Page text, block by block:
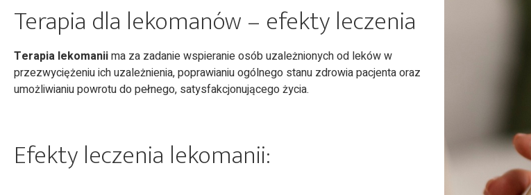
Terapia dla lekomanów – efekty leczenia
Terapia lekomaniima za zadanie wspieranie osób uzależnionych od leków w
przezwyciężeniu ich uzależnienia, poprawianiu ogólnego stanu zdrowia pacjenta oraz
umożliwianiu powrotu do pełnego, satysfakcjonującego życia.
Efekty leczenia lekomanii: